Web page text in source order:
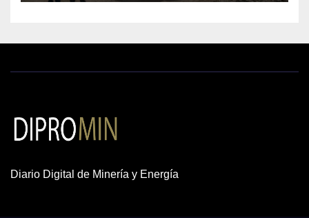
Diario Digital de Minería y Energía